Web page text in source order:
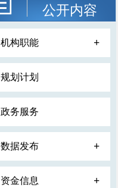
公开内容
机构职能 +
规划计划
政务服务
数据发布 +
资金信息 +